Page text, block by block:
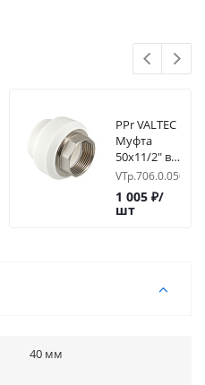
PPr VALTEC
Муфта
50х11/2" вр
под ключ
VTp.706.0.05008
1 005 ₽/
шт
40 мм